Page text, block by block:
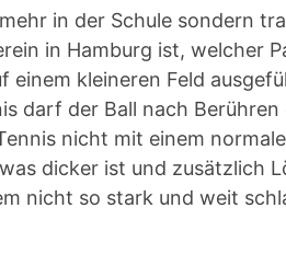
in der Schule sondern
in Hamburg ist, welcher
kleineren Feld
darf der Ball nach
nicht mit einem
dicker ist und zusätzlich
nicht so stark und weit